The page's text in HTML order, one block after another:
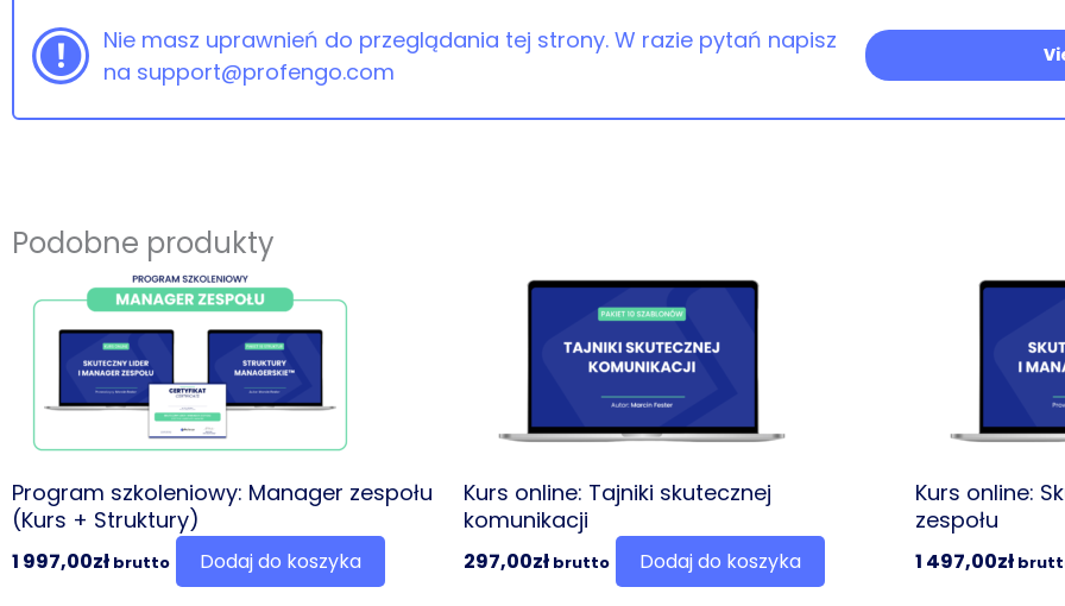
Nie masz uprawnień do przeglądania tej strony. W razie pytań napisz
na support@profengo.com
Podobne produkty
Program szkoleniowy: Manager zespołu
(Kurs + Struktury)
1 997,00zł brutto Dodaj do koszyka
Kurs online: Tajniki skutecznej
komunikacji
297,00zł brutto Dodaj do koszyka
Kurs online:
zespołu
1 497,00zł